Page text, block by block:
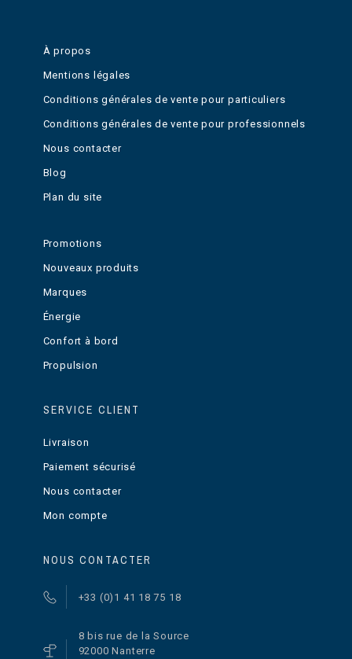
À propos
Mentions légales
Conditions générales de vente pour particuliers
Conditions générales de vente pour professionnels
Nous contacter
Blog
Plan du site
Promotions
Nouveaux produits
Marques
Énergie
Confort à bord
Propulsion
SERVICE CLIENT
Livraison
Paiement sécurisé
Nous contacter
Mon compte
NOUS CONTACTER
+33 (0)1 41 18 75 18
8 bis rue de la Source
92000 Nanterre